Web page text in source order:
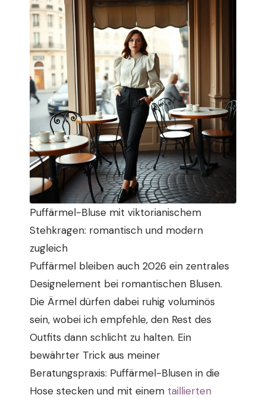
Puffärmel-Bluse mit viktorianischem
Stehkragen: romantisch und modern
zugleich
Puffärmel bleiben auch 2026 ein zentrales
Designelement bei romantischen Blusen.
Die Ärmel dürfen dabei ruhig voluminös
sein, wobei ich empfehle, den Rest des
Outfits dann schlicht zu halten. Ein
bewährter Trick aus meiner
Beratungspraxis: Puffärmel-Blusen in die
Hose stecken und mit einem taillierten